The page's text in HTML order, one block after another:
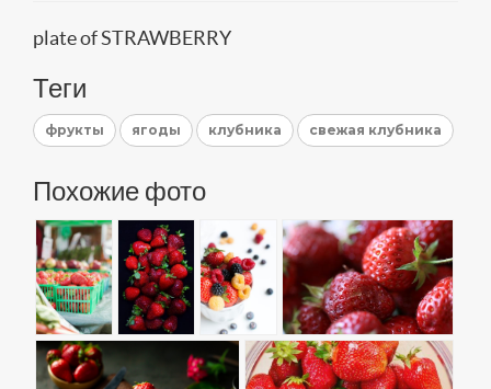
plate of STRAWBERRY
Теги
фрукты ягоды клубника свежая клубника
Похожие фото